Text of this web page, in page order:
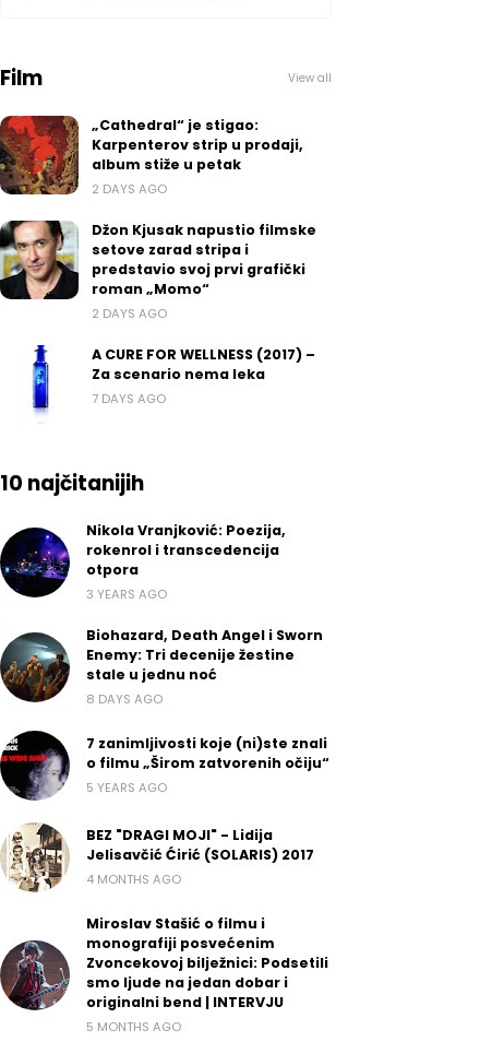
Film View all
„Cathedral“ je stigao:
Karpenterov strip u prodaji,
album stiže u petak
2 DAYS AGO
Džon Kjusak napustio filmske
setove zarad stripa i
predstavio svoj prvi grafički
roman „Momo“
2 DAYS AGO
A CURE FOR WELLNESS (2017) –
Za scenario nema leka
7 DAYS AGO
10 najčitanijih
Nikola Vranjković: Poezija,
rokenrol i transcedencija
otpora
3 YEARS AGO
Biohazard, Death Angel i Sworn
Enemy: Tri decenije žestine
stale u jednu noć
8 DAYS AGO
7 zanimljivosti koje (ni)ste znali
o filmu „Širom zatvorenih očiju“
5 YEARS AGO
BEZ "DRAGI MOJI" - Lidija
Jelisavčić Ćirić (SOLARIS) 2017
4 MONTHS AGO
Miroslav Stašić o filmu i
monografiji posvećenim
Zvoncekovoj bilježnici: Podsetili
smo ljude na jedan dobar i
originalni bend | INTERVJU
5 MONTHS AGO